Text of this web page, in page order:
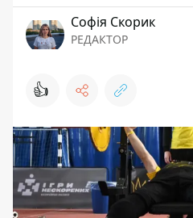
Софія Скорик
РЕДАКТОР
👍